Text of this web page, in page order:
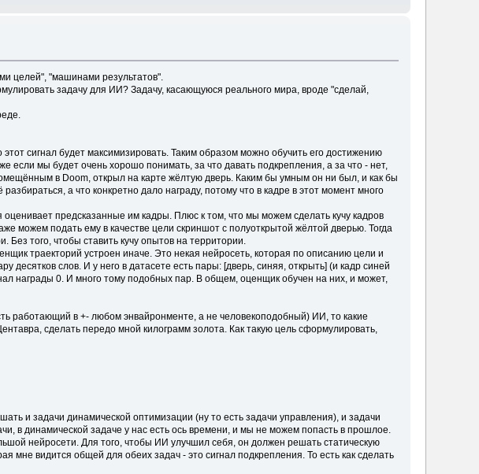
целей", "машинами результатов".
задачу для ИИ? Задачу, касающуюся реального мира, вроде "сделай,
сигнал будет максимизировать. Таким образом можно обучить его достижению
мы будет очень хорошо понимать, за что давать подкрепления, а за что - нет,
в Doom, открыл на карте жёлтую дверь. Каким бы умным он ни был, и как бы
а что конкретно дало награду, потому что в кадре в этот момент много
предсказанные им кадры. Плюс к том, что мы можем сделать кучу кадров
можем подать ему в качестве цели скриншот с полуоткрытой жёлтой дверью. Тогда
того, чтобы ставить кучу опытов на территории.
траекторий устроен иначе. Это некая нейросеть, которая по описанию цели и
слов. И у него в датасете есть пары: [дверь, синяя, открыть] (и кадр синей
награды 0. И много тому подобных пар. В общем, оценщик обучен на них, и может,
работающий в +- любом энвайронменте, а не человекоподобный) ИИ, то какие
сделать передо мной килограмм золота. Как такую цель сформулировать,
и задачи динамической оптимизации (ну то есть задачи управления), и задачи
в динамической задаче у нас есть ось времени, и мы не можем попасть в прошлое.
нейросети. Для того, чтобы ИИ улучшил себя, он должен решать статическую
мне видится общей для обеих задач - это сигнал подкрепления. То есть как сделать